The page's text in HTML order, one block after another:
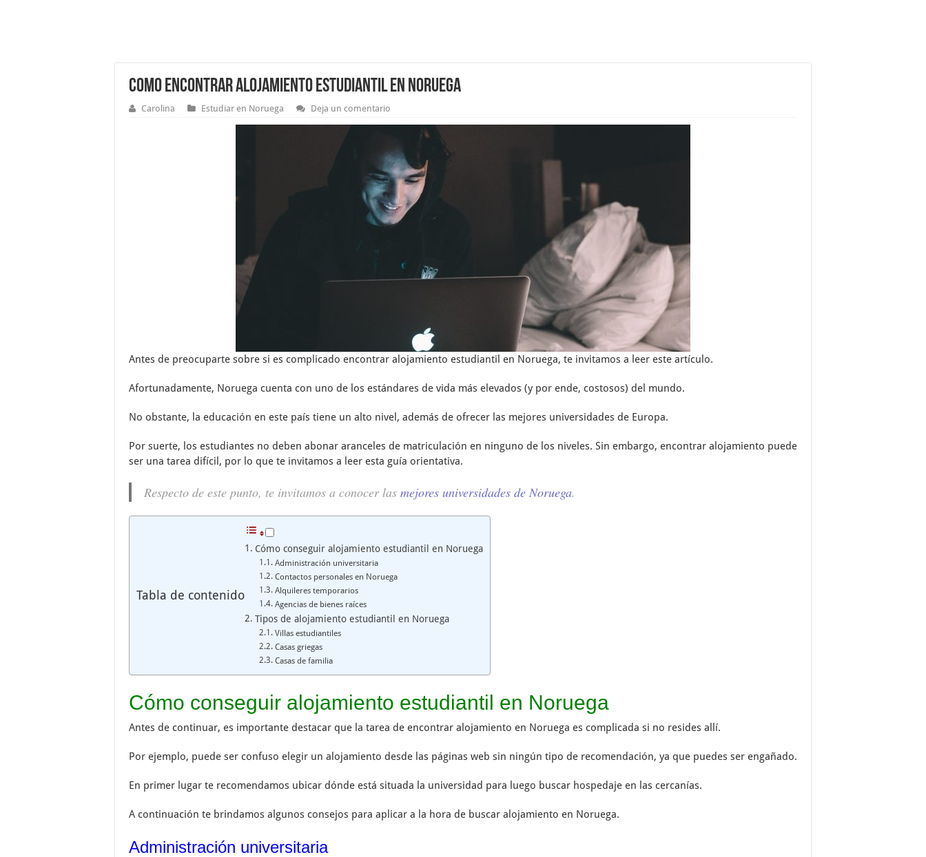
Como encontrar alojamiento estudiantil en Noruega
Carolina Estudiar en Noruega Deja un comentario
Antes de preocuparte sobre si es complicado encontrar alojamiento estudiantil en Noruega, te invitamos a leer este artículo.
Afortunadamente, Noruega cuenta con uno de los estándares de vida más elevados (y por ende, costosos) del mundo.
No obstante, la educación en este país tiene un alto nivel, además de ofrecer las mejores universidades de Europa.
Por suerte, los estudiantes no deben abonar aranceles de matriculación en ninguno de los niveles. Sin embargo, encontrar alojamiento puede
ser una tarea difícil, por lo que te invitamos a leer esta guía orientativa.
Respecto de este punto, te invitamos a conocer las mejores universidades de Noruega.
Tabla de contenido
Cómo conseguir alojamiento estudiantil en Noruega
Administración universitaria
Contactos personales en Noruega
Alquileres temporarios
Agencias de bienes raíces
Tipos de alojamiento estudiantil en Noruega
Villas estudiantiles
Casas griegas
Casas de familia
Cómo conseguir alojamiento estudiantil en Noruega
Antes de continuar, es importante destacar que la tarea de encontrar alojamiento en Noruega es complicada si no resides allí.
Por ejemplo, puede ser confuso elegir un alojamiento desde las páginas web sin ningún tipo de recomendación, ya que puedes ser engañado.
En primer lugar te recomendamos ubicar dónde está situada la universidad para luego buscar hospedaje en las cercanías.
A continuación te brindamos algunos consejos para aplicar a la hora de buscar alojamiento en Noruega.
Administración universitaria